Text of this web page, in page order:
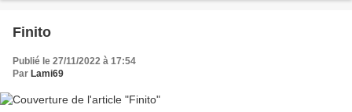
Finito
Publié le 27/11/2022 à 17:54
Par Lami69